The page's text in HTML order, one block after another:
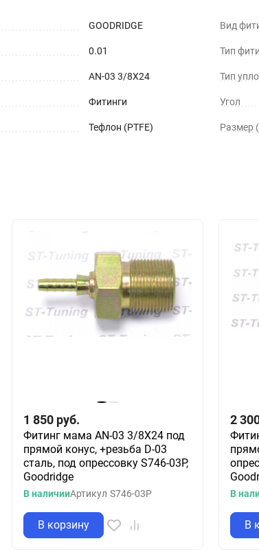
GOODRIDGE
0.01
AN-03 3/8X24
Фитинги
Тефлон (PTFE)
Вид
Тип
Тип
Угол
Размер
1 850 руб.
Фитинг мама AN-03 3/8X24 под
прямой конус, +резьба D-03
сталь, под опрессовку S746-03P,
Goodridge
В наличииАртикул S746-03P
В корзину
2
В
В